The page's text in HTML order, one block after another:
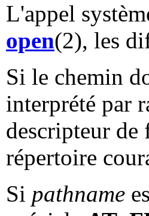
L'appel
open(2), les
Si le chemin
interprété par
descripteur de
répertoire
Si pathname